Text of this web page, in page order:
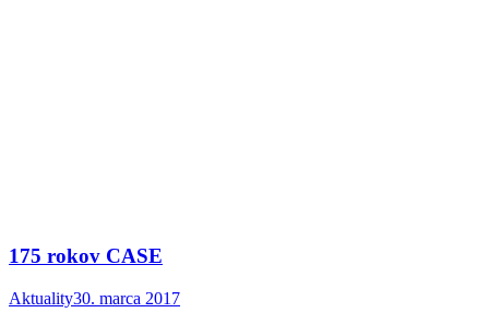
175 rokov CASE
Aktuality30. marca 2017